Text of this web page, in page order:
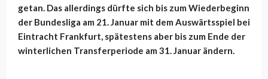
getan. Das allerdings dürfte sich bis zum Wiederbeginn
der Bundesliga am 21. Januar mit dem Auswärtsspiel bei
Eintracht Frankfurt, spätestens aber bis zum Ende der
winterlichen Transferperiode am 31. Januar ändern.